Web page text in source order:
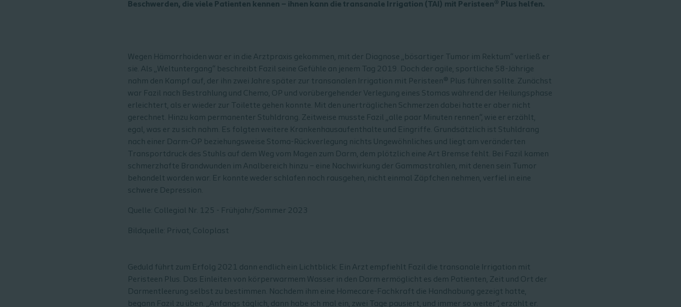
Beschwerden, die viele Patienten kennen – ihnen kann die transanale Irrigation (TAI) mit Peristeen® Plus helfen.
Wegen Hämorrhoiden war er in die Arztpraxis gekommen, mit der Diagnose „bösartiger Tumor im Rektum“ verließ er
sie. Als „Weltuntergang“ beschreibt Fazil seine Gefühle an jenem Tag 2019. Doch der agile, sportliche 58-Jährige
nahm den Kampf auf, der ihn zwei Jahre später zur transanalen Irrigation mit Peristeen® Plus führen sollte. Zunächst
war Fazil nach Bestrahlung und Chemo, OP und vorübergehender Verlegung eines Stomas während der Heilungsphase
erleichtert, als er wieder zur Toilette gehen konnte. Mit den unerträglichen Schmerzen dabei hatte er aber nicht
gerechnet. Hinzu kam permanenter Stuhldrang. Zeitweise musste Fazil „alle paar Minuten rennen“, wie er erzählt,
egal, was er zu sich nahm. Es folgten weitere Krankenhausaufenthalte und Eingriffe. Grundsätzlich ist Stuhldrang
nach einer Darm-OP beziehungsweise Stoma-Rückverlegung nichts Ungewöhnliches und liegt am veränderten
Transportdruck des Stuhls auf dem Weg vom Magen zum Darm, dem plötzlich eine Art Bremse fehlt. Bei Fazil kamen
schmerzhafte Brandwunden im Analbereich hinzu – eine Nachwirkung der Gammastrahlen, mit denen sein Tumor
behandelt worden war. Er konnte weder schlafen noch rausgehen, nicht einmal Zäpfchen nehmen, verfiel in eine
schwere Depression.
Quelle: Collegial Nr. 125 - Frühjahr/Sommer 2023
Bildquelle: Privat, Coloplast
Geduld führt zum Erfolg 2021 dann endlich ein Lichtblick: Ein Arzt empfiehlt Fazil die transanale Irrigation mit
Peristeen Plus. Das Einleiten von körperwarmem Wasser in den Darm ermöglicht es dem Patienten, Zeit und Ort der
Darmentleerung selbst zu bestimmen. Nachdem ihm eine Homecare-Fachkraft die Handhabung gezeigt hatte,
begann Fazil zu üben. „Anfangs täglich, dann habe ich mal ein, zwei Tage pausiert, und immer so weiter“, erzählt er.